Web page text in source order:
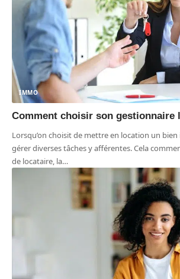
IMMO
Comment choisir son gestionnaire
Lorsqu’on choisit de mettre en location un
gérer diverses tâches y afférentes. Cela
de locataire, la…